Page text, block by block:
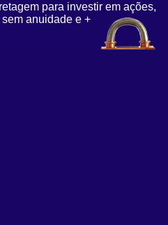
para investir em ações,
anuidade e +